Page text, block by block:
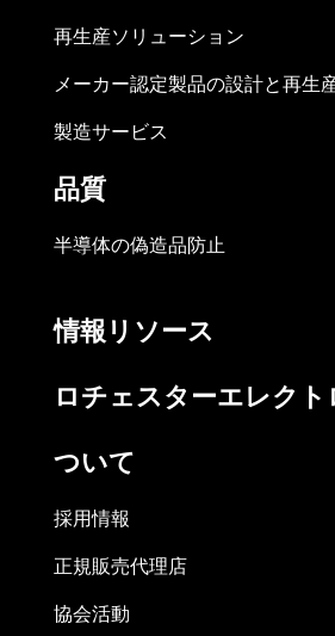
再生産ソリューション
メーカー認定製品の設計と再生
製造サービス
品質
半導体の偽造品防止
情報リソース
ロチェスターエレク
ついて
採用情報
正規販売代理店
協会活動